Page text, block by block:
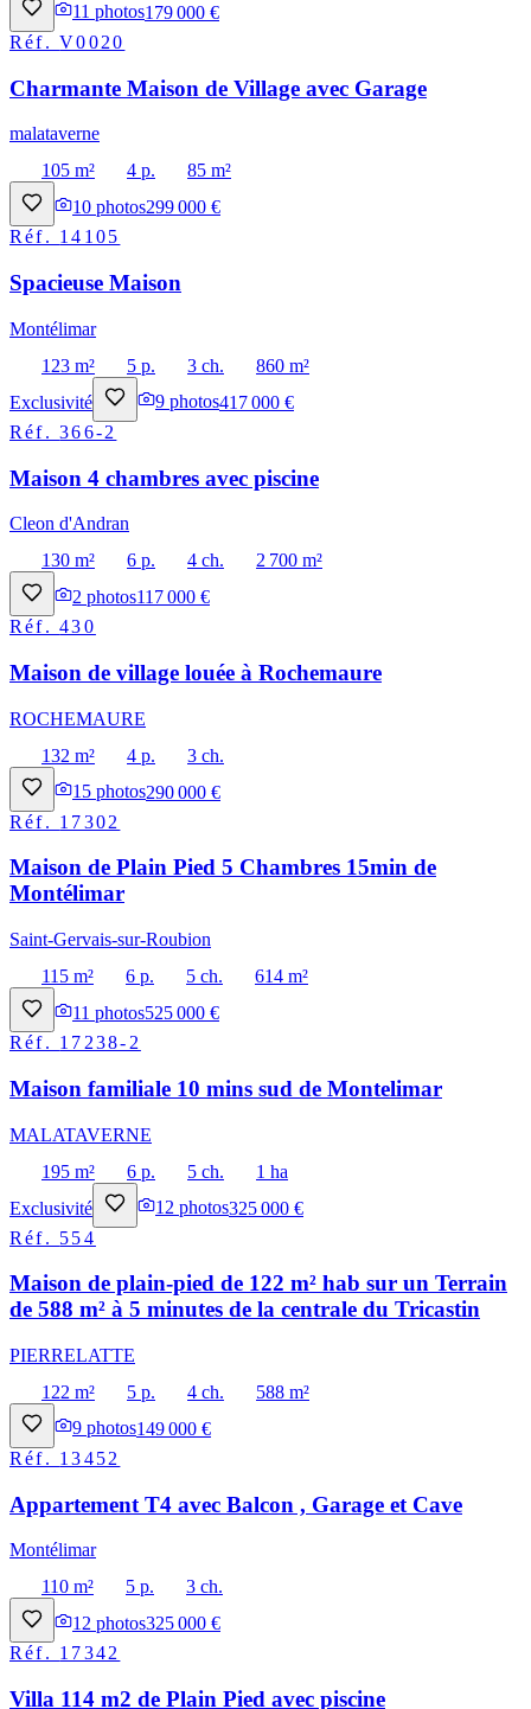
11 photos179 000 €
Réf.V0020
Charmante Maison de Village avec Garage
malataverne
105 m²
4 p.
85 m²
10 photos299 000 €
Réf. 14105
Spacieuse Maison
Montélimar
123 m²
5 p. 3 ch.
860 m²
Exclusivité
9 photos417 000 €
Réf.366-2
Maison 4 chambres avec piscine
Cleon d'Andran
130 m²
6 p. 4 ch.
2 700 m²
2 photos117 000 €
Réf.430
Maison de village louée à Rochemaure
ROCHEMAURE
132 m²
4 p.
3 ch.
15 photos290 000 €
Réf. 17302
Maison de Plain Pied 5 Chambres 15min de
Montélimar
Saint-Gervais-sur-Roubion
115 m²
6 p. 5 ch.
614 m²
11 photos525 000 €
Réf. 17238-2
Maison familiale 10 mins sud de Montelimar
MALATAVERNE
195 m²
6 p. 5 ch.
1 ha
Exclusivité
12 photos325 000 €
Réf. 554
Maison de plain-pied de 122 m² hab sur un Terrain
de 588 m² à 5 minutes de la centrale du Tricastin
PIERRELATTE
122 m²
5 p. 4 ch.
588 m²
9 photos149 000 €
Réf. 13452
Appartement T4 avec Balcon , Garage et Cave
Montélimar
110 m²
5 p.
3 ch.
12 photos325 000 €
Réf. 17342
Villa 114 m2 de Plain Pied avec piscine